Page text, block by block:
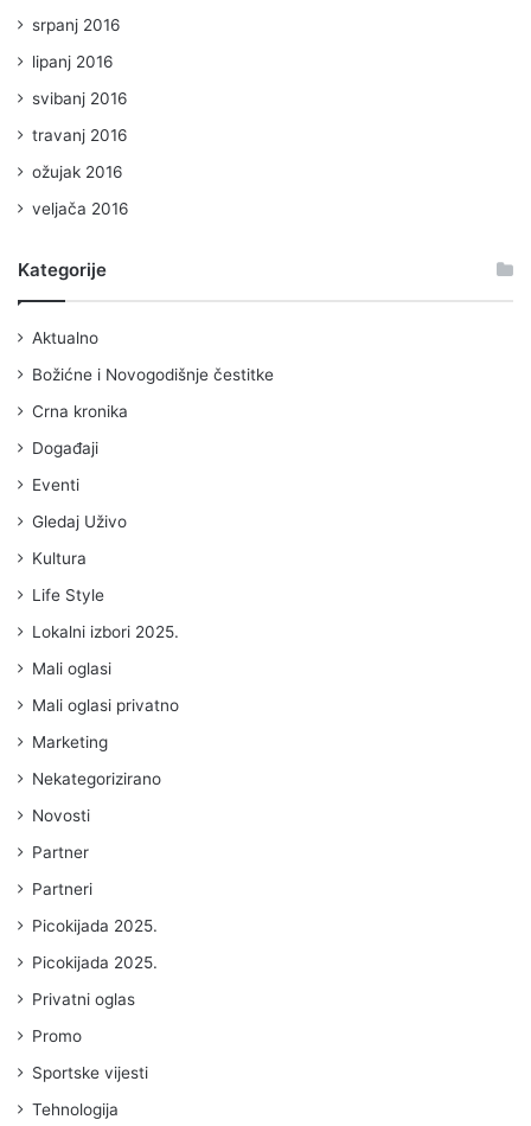
srpanj 2016
lipanj 2016
svibanj 2016
travanj 2016
ožujak 2016
veljača 2016
Kategorije
Aktualno
Božićne i Novogodišnje čestitke
Crna kronika
Događaji
Eventi
Gledaj Uživo
Kultura
Life Style
Lokalni izbori 2025.
Mali oglasi
Mali oglasi privatno
Marketing
Nekategorizirano
Novosti
Partner
Partneri
Picokijada 2025.
Picokijada 2025.
Privatni oglas
Promo
Sportske vijesti
Tehnologija